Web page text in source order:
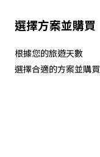
選擇方案並購買
根據您的旅遊天數
選擇合適的方案並購買